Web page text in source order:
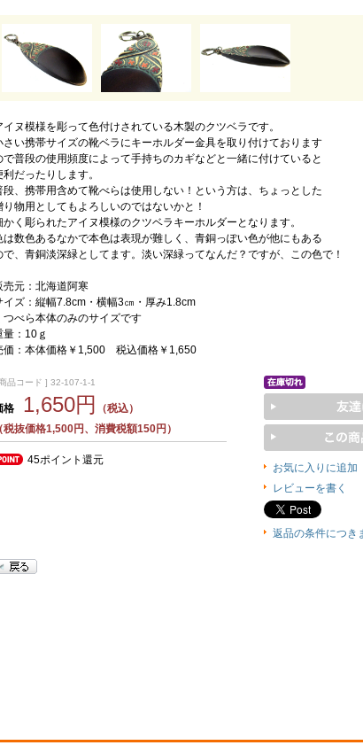
イヌ模様を彫って色付けされている木製のクツベラです。
さい携帯サイズの靴ベラにキーホルダー金具を取り付けております
で普段の使用頻度によって手持ちのカギなどと一緒に付けていると
利だったりします。
段、携帯用含めて靴べらは使用しない！という方は、ちょっとした
り物用としてもよろしいのではないかと！
かく彫られたアイヌ模様のクツベラキーホルダーとなります。
は数色あるなかで本色は表現が難しく、青銅っぽい色が他にもある
で、青銅淡深緑としてます。淡い深緑ってなんだ？ですが、この色で！
売元：北海道阿寒
イズ：縦幅7.8cm・横幅3㎝・厚み1.8cm
つべら本体のみのサイズです
量：10ｇ
価：本体価格￥1,500 税込価格￥1,650
品コード ] 32-107-1-1
格 1,650円
（税込）
（税抜価格1,500円、消費税額150円）
45ポイント還元
お気に入りに追加
レビューを書く
返品の条件につき